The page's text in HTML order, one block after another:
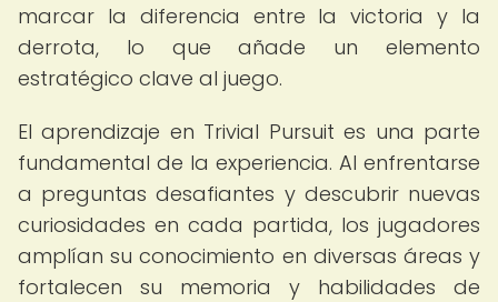
marcar la diferencia entre la victoria y la
derrota, lo que añade un elemento
estratégico clave al juego.
El aprendizaje en Trivial Pursuit es una parte
fundamental de la experiencia. Al enfrentarse
a preguntas desafiantes y descubrir nuevas
curiosidades en cada partida, los jugadores
amplían su conocimiento en diversas áreas y
fortalecen su memoria y habilidades de